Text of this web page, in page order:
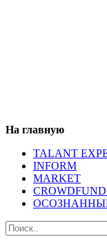
На главную
TALANT
INFORM
MARKET